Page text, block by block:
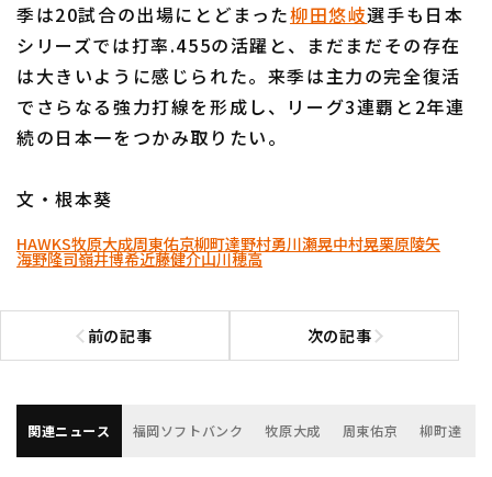
季は20試合の出場にとどまった柳田悠岐選手も日本
シリーズでは打率.455の活躍と、まだまだその存在
は大きいように感じられた。来季は主力の完全復活
でさらなる強力打線を形成し、リーグ3連覇と2年連
続の日本一をつかみ取りたい。
文・根本葵
HAWKS牧原大成周東佑京柳町達野村勇川瀬晃中村晃栗原陵矢
海野隆司嶺井博希近藤健介山川穂高
前の記事
前の記事へ 次の記事次の記事へ
関連ニュース 福岡ソフトバンク 牧原大成 周東佑京 柳町達